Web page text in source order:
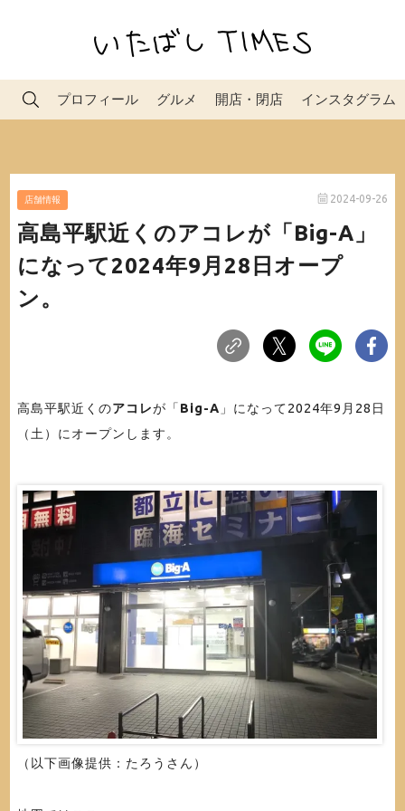
プロフィール グルメ 開店・閉店 インスタグラム
店舗情報 2024-09-26
高島平駅近くのアコレが「Big-A」
になって2024年9月28日オープ
ン。
高島平駅近くのアコレが「 Big-A 」になって2024年9月28日
（土）にオープンします。
（以下画像提供：たろうさん）